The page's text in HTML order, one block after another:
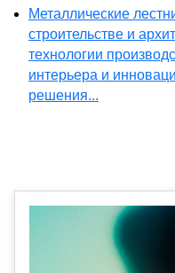
Металлические
строительстве и
технологии
интерьера и
решения...